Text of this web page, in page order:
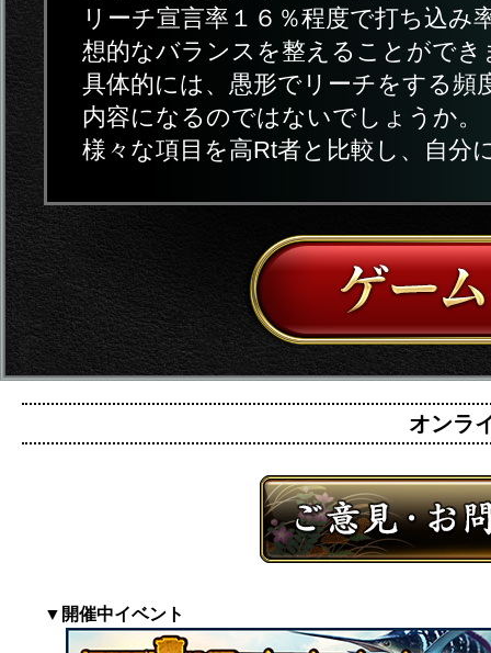
リーチ宣言率１６％程度で打ち込
想的なバランスを整えることができ
具体的には、愚形でリーチをする
内容になるのではないでしょうか。
様々な項目を高Rt者と比較し、自分
オンラ
▼開催中イベント